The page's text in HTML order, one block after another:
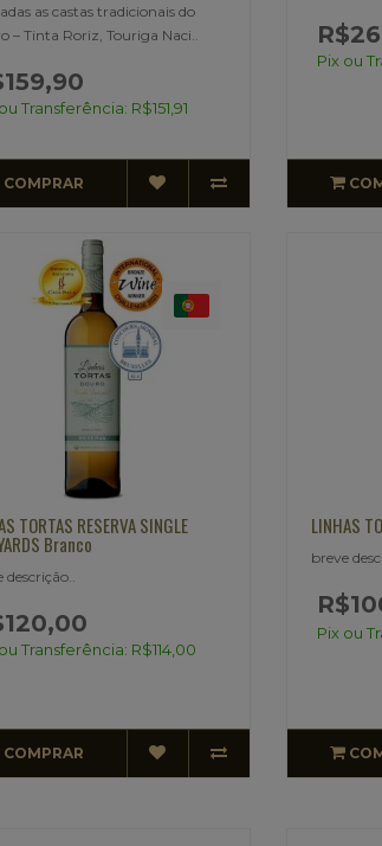
as castas tradicionais do
– Tinta Roriz, Touriga Naci..
Transferência: R$151,91
COMPRAR
Pix ou
TORTAS RESERVA SINGLE
Branco
descrição..
Transferência: R$114,00
COMPRAR
LINHAS
breve
Pix ou